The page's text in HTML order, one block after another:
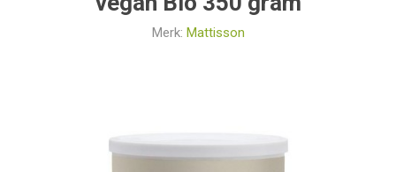
Merk: Mattisson